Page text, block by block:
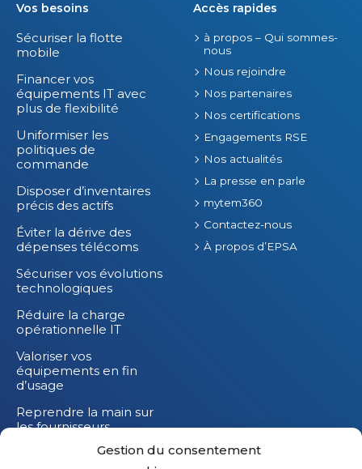
Gestion du consentement
Vos besoins
Sécuriser la flotte
mobile
Financer vos
équipements IT avec
plus de flexibilité
Uniformiser les
politiques de
commande
Disposer d’inventaires
précis des actifs
Éviter la dérive des
dépenses télécoms
Sécuriser vos évolutions
technologiques
Réduire la charge
opérationnelle IT
Valoriser vos
équipements en fin
d’usage
Reprendre la main sur
les fournisseurs
Réduire l’impact
Accès rapides
à propos – Qui sommes-
nous
Nous rejoindre
Nos partenaires
Nos certifications
Engagements RSE
Nos actualités
La presse en parle
mytem360
Contactez-nous
À propos d’EPSA